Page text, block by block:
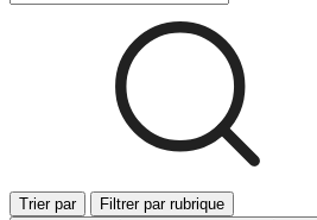
Trier par Filtrer par rubrique